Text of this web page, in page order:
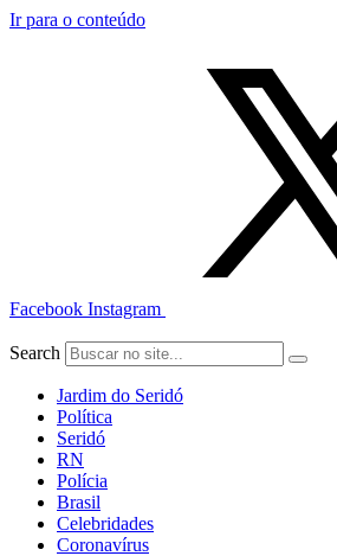
Ir para o conteúdo
Facebook Instagram
Search
Jardim do Seridó
Política
Seridó
RN
Polícia
Brasil
Celebridades
Coronavírus